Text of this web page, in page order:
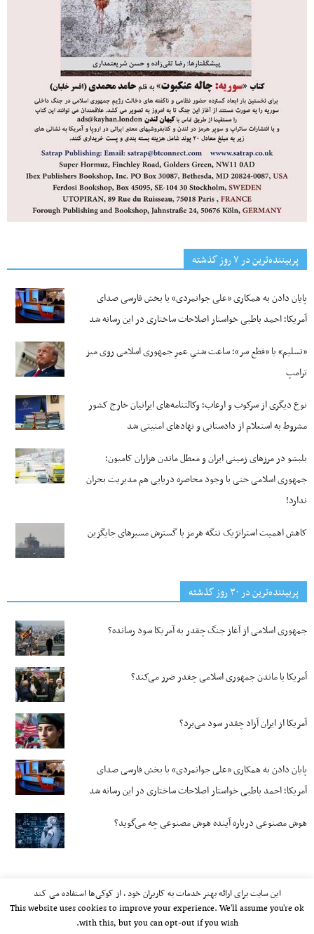
پربیننده‌ترین‌ در ۷ روز گذشته
پایان دادن به همکاری «علی جوانمردی» با بخش فارسی صدای
آمریکا؛ احمد باطبی خواستار اصلاحات ساختاری در این رسانه شد
«تسلیم» یا «قطع سر»؛ ساعت شنیِ عمرِ جمهوری اسلامی روی میز
ترامپ
نوع دیگری از سرکوب و ارعاب؛ وکالتنامه‌های ایرانیان خارج کشور
مشروط به استعلام از دادستانی و نهادهای امنیتی شد
بلبشو در مرزهای زمینی ایران و معطل ماندن هزاران کامیون؛
جمهوری اسلامی حتی با وجود محاصره دریایی هم مدیریت بحران
ندارد!
کاهش اهمیت استراتژیک تنگه‌ هرمز با گسترش مسیرهای جایگزین
پربیننده‌ترین‌ در ۳۰ روز گذشته
جمهوری اسلامی از آغاز جنگ چقدر به آمریکا سود رسانده؟
آمریکا با ماندن جمهوری اسلامی چقدر ضرر می‌کند؟
آمریکا از ایران آزاد چقدر سود می‌برد؟
پایان دادن به همکاری «علی جوانمردی» با بخش فارسی صدای
آمریکا؛ احمد باطبی خواستار اصلاحات ساختاری در این رسانه شد
هوش مصنوعی درباره آینده هوش مصنوعی چه می‌گوید؟
این سایت برای ارائه بهتر خدمات به کاربران خود ، از کوکی‌ها استفاده می کند
This website uses cookies to improve your experience. We'll assume you're ok
with this, but you can opt-out if you wish.